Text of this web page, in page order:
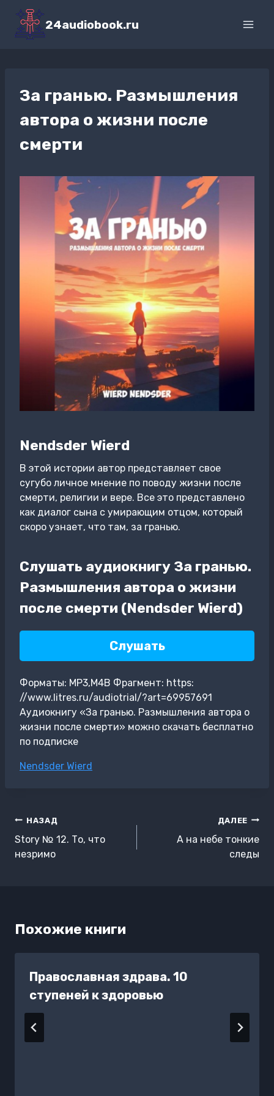
Перейти
содержимому
24audiobook.ru
За гранью. Размышления
автора о жизни после
смерти
Nendsder Wierd
В этой истории автор представляет свое
сугубо личное мнение по поводу жизни после
смерти, религии и вере. Все это представлено
как диалог сына с умирающим отцом, который
скоро узнает, что там, за гранью.
Слушать аудиокнигу За гранью.
Размышления автора о жизни
после смерти (Nendsder Wierd)
Слушать
Форматы: MP3,M4B Фрагмент: https:
//www.litres.ru/audiotrial/?art=69957691
Аудиокнигу «За гранью. Размышления автора о
жизни после смерти» можно скачать бесплатно
по подписке
Метки
Nendsder Wierd
Навигация
по
записям
НАЗАД
Story № 12. То, что
незримо
ДАЛЕЕ
А на небе тонкие
следы
Похожие книги
Православная здрава. 10
ступеней к здоровью